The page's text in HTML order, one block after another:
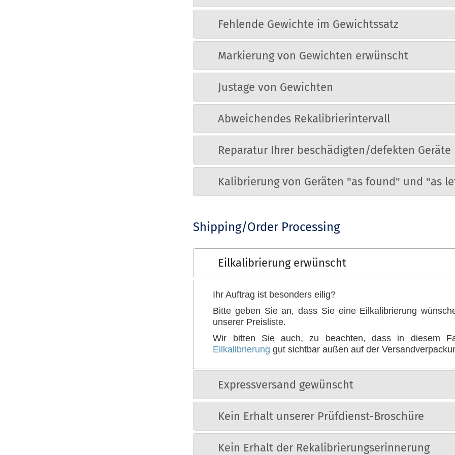
Fehlende Gewichte im Gewichtssatz
Markierung von Gewichten erwünscht
Justage von Gewichten
Abweichendes Rekalibrierintervall
Reparatur Ihrer beschädigten/defekten Geräte
Kalibrierung von Geräten "as found" und "as
Shipping/Order Processing
Eilkalibrierung erwünscht
Ihr Auftrag ist besonders eilig?
Bitte geben Sie an, dass Sie eine Eilkalibrierung
unserer Preisliste.
Wir bitten Sie auch, zu beachten, dass in diesem
Eilkalibrierung gut sichtbar außen auf der
Expressversand gewünscht
Kein Erhalt unserer Prüfdienst-Broschüre
Kein Erhalt der Rekalibrierungserinnerung